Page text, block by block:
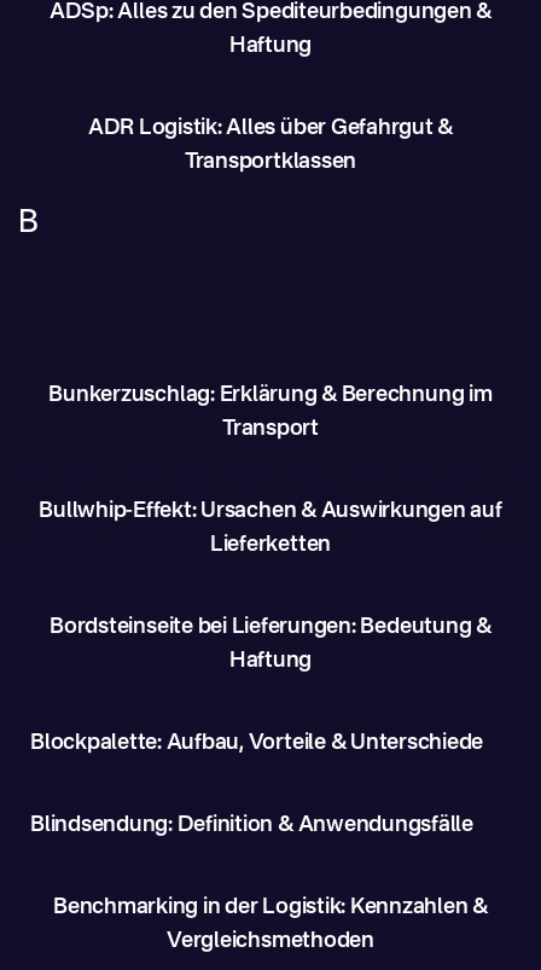
ADSp: Alles zu den Spediteurbedingungen &
Haftung
ADR Logistik: Alles über Gefahrgut &
Transportklassen
B
Bunkerzuschlag: Erklärung & Berechnung im
Transport
Bullwhip-Effekt: Ursachen & Auswirkungen auf
Lieferketten
Bordsteinseite bei Lieferungen: Bedeutung &
Haftung
Blockpalette: Aufbau, Vorteile & Unterschiede
Blindsendung: Definition & Anwendungsfälle
Benchmarking in der Logistik: Kennzahlen &
Vergleichsmethoden